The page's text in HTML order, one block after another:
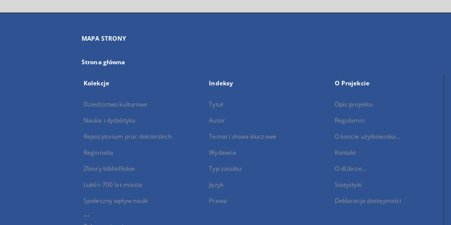
MAPA STRONY
Strona główna
Kolekcje
Dziedzictwo kulturowe
Nauka i dydaktyka
Repozytorium prac doktorskich
Regionalia
Zbiory bibliofilskie
Lublin 700 lat miasta
Społeczny wpływ nauki
...
Indeksy
Tytuł
Autor
Temat i słowa kluczowe
Wydawca
Typ zasobu
Język
Prawa
O Projekcie
Opis projektu
Regulamin
O koncie użytkownika...
Kontakt
O dLibrze...
Statystyki
Deklaracja dostępności